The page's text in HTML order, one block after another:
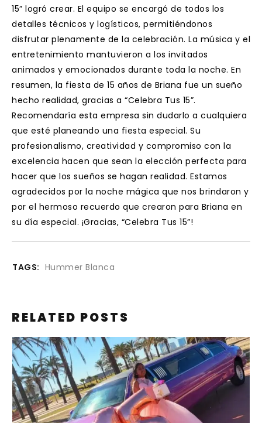
15” logró crear. El equipo se encargó de todos los
detalles técnicos y logísticos, permitiéndonos
disfrutar plenamente de la celebración. La música y el
entretenimiento mantuvieron a los invitados
animados y emocionados durante toda la noche. En
resumen, la fiesta de 15 años de Briana fue un sueño
hecho realidad, gracias a “Celebra Tus 15”.
Recomendaría esta empresa sin dudarlo a cualquiera
que esté planeando una fiesta especial. Su
profesionalismo, creatividad y compromiso con la
excelencia hacen que sean la elección perfecta para
hacer que los sueños se hagan realidad. Estamos
agradecidos por la noche mágica que nos brindaron y
por el hermoso recuerdo que crearon para Briana en
su día especial. ¡Gracias, “Celebra Tus 15”!
TAGS: Hummer Blanca
RELATED POSTS